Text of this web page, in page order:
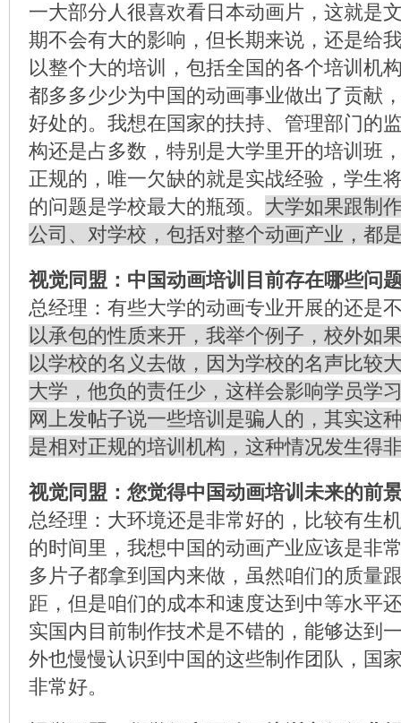
一大部分人很喜欢看日本动画片，这就是
期不会有大的影响，但长期来说，还是给
以整个大的培训，包括全国的各个培训机
都多多少少为中国的动画事业做出了贡献
好处的。我想在国家的扶持、管理部门的
构还是占多数，特别是大学里开的培训班
正规的，唯一欠缺的就是实战经验，学生
的问题是学校最大的瓶颈。 大学如果跟制
公司、对学校，包括对整个动画产业，都
视觉同盟：中国动画培训目前存在哪些问
总经理：有些大学的动画专业开展的还是
以承包的性质来开，我举个例子，校外如
以学校的名义去做，因为学校的名声比较
大学，他负的责任少，这样会影响学员学
网上发帖子说一些培训是骗人的，其实这
是相对正规的培训机构，这种情况发生得
视觉同盟：您觉得中国动画培训未来的前
总经理：大环境还是非常好的，比较有生
的时间里，我想中国的动画产业应该是非
多片子都拿到国内来做，虽然咱们的质量
距，但是咱们的成本和速度达到中等水平
实国内目前制作技术是不错的，能够达到
外也慢慢认识到中国的这些制作团队，国
非常好。